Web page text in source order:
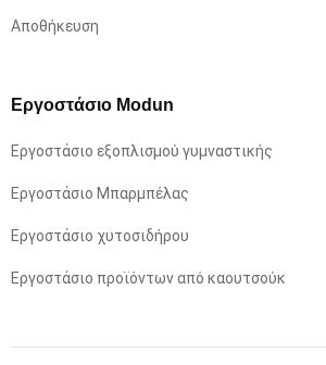
Αποθήκευση
Εργοστάσιο Modun
Εργοστάσιο εξοπλισμού γυμναστικής
Εργοστάσιο Μπαρμπέλας
Εργοστάσιο χυτοσιδήρου
Εργοστάσιο προϊόντων από καουτσούκ